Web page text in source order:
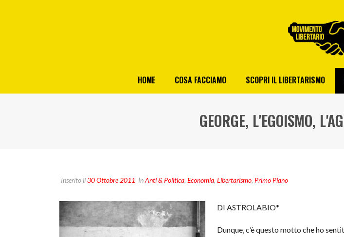
HOME COSA FACCIAMO SCOPRI IL LIBERTARISMO
GEORGE, L'EGOISMO,
Inserito il30 Ottobre 2011 InAnti & Politica, Economia, Libertarismo, Primo Piano
DI ASTROLABIO*
Dunque, c’è questo motto che ho